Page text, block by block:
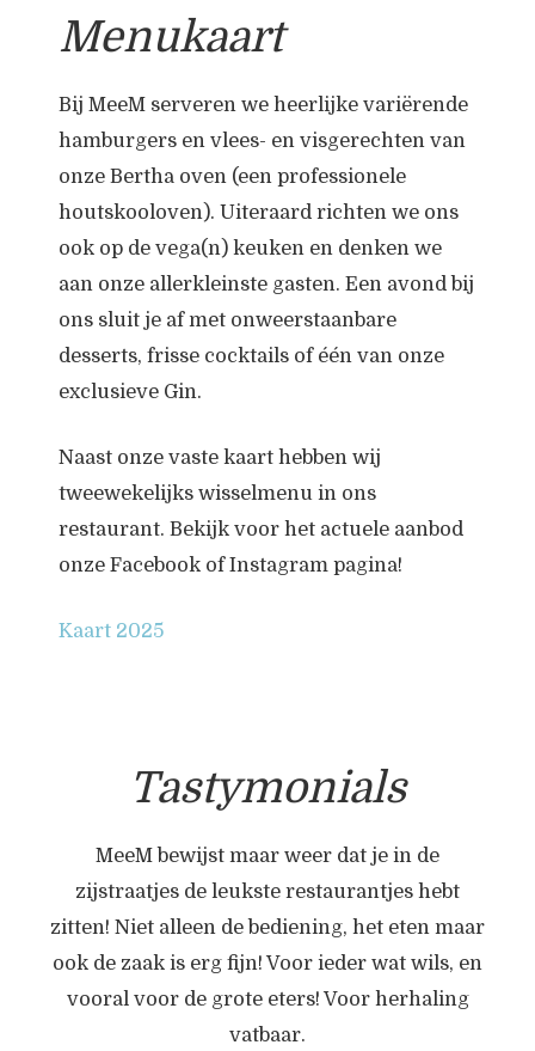
Menukaart
Bij MeeM serveren we heerlijke variërende
hamburgers en vlees- en visgerechten van
onze Bertha oven (een professionele
houtskooloven). Uiteraard richten we ons
ook op de vega(n) keuken en denken we
aan onze allerkleinste gasten. Een avond bij
ons sluit je af met onweerstaanbare
desserts, frisse cocktails of één van onze
exclusieve Gin.
Naast onze vaste kaart hebben wij
tweewekelijks wisselmenu in ons
restaurant. Bekijk voor het actuele aanbod
onze Facebook of Instagram pagina!
Kaart 2025
Tastymonials
MeeM bewijst maar weer dat je in de
zijstraatjes de leukste restaurantjes hebt
zitten! Niet alleen de bediening, het eten maar
ook de zaak is erg fijn! Voor ieder wat wils, en
vooral voor de grote eters! Voor herhaling
vatbaar.